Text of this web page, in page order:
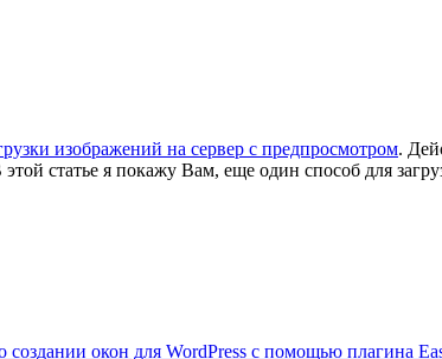
изображений на сервер с предпросмотром.
статье я покажу Вам, еще один способ для
создании окон для WordPress с помощью плагина